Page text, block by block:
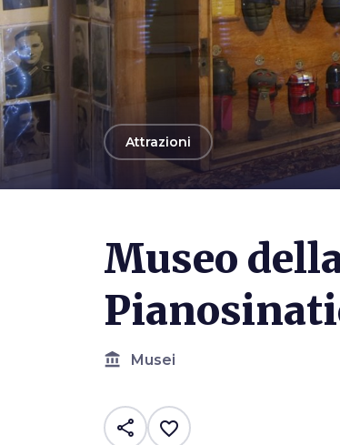
arrow_back
Attrazioni
Museo
account_balance Musei
share favorite_border